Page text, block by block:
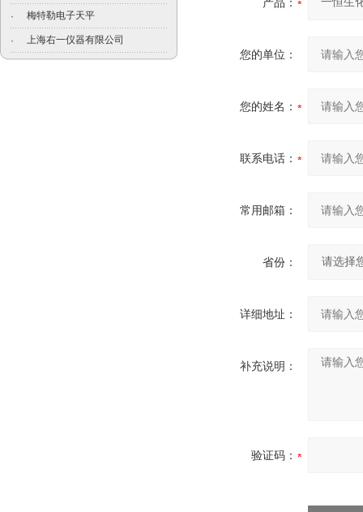
· 梅特勒电子天平
· 上海右一仪器有限公司
您的单位：
您的姓名：
联系电话：
常用邮箱：
省份：
详细地址：
补充说明：
验证码：